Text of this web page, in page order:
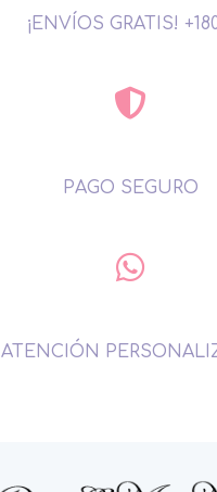
¡ENVÍOS GRATIS!
PAGO SEGURO
ATENCIÓN